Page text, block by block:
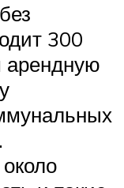
300
арендную